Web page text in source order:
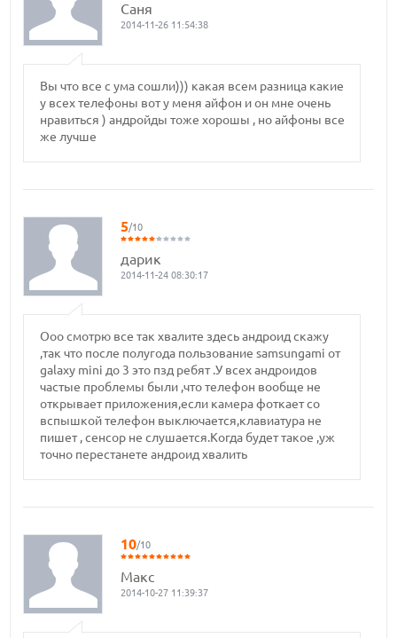
Саня
2014-11-26 11:54:38
Вы что все с ума сошли))) какая всем разница какие
у всех телефоны вот у меня айфон и он мне очень
нравиться ) андройды тоже хорошы , но айфоны все
же лучше
5/10
дарик
2014-11-24 08:30:17
Ооо смотрю все так хвалите здесь андроид скажу
,так что после полугода пользование samsungami от
galaxy mini до 3 это пзд ребят .У всех андроидов
частые проблемы были ,что телефон вообще не
открывает приложения,если камера фоткает со
вспышкой телефон выключается,клавиатура не
пишет , сенсор не слушается.Когда будет такое ,уж
точно перестанете андроид хвалить
10/10
Макс
2014-10-27 11:39:37